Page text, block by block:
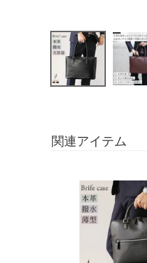
関連アイテム